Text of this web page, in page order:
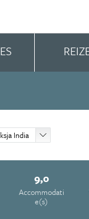
India
9,0
Accommodati
e(s)